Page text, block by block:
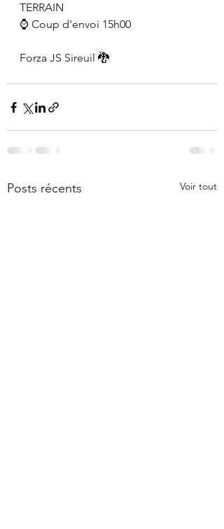
TERRAIN
⌚ Coup d'envoi 15h00
Forza JS Sireuil 🐉
Posts récents Voir tout